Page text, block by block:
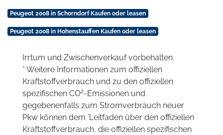
Peugeot 2008 in Schorndorf Kaufen oder leasen
Peugeot 2008 in Hohenstauffen Kaufen oder leasen
Irrtum und Zwischenverkauf vorbehalten.
* Weitere Informationen zum offiziellen
Kraftstoffverbrauch und zu den offiziellen
spezifischen CO2-Emissionen und
gegebenenfalls zum Stromverbrauch neuer
Pkw können dem 'Leitfaden über den offiziellen
Kraftstoffverbrauch, die offiziellen spezifischen